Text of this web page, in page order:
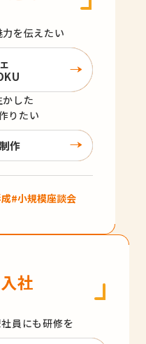
を伝えたい
かした
りたい
作
#小規模座談会
社
員にも研修を